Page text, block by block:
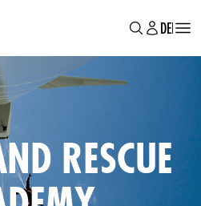
DEENBR
RESCUE